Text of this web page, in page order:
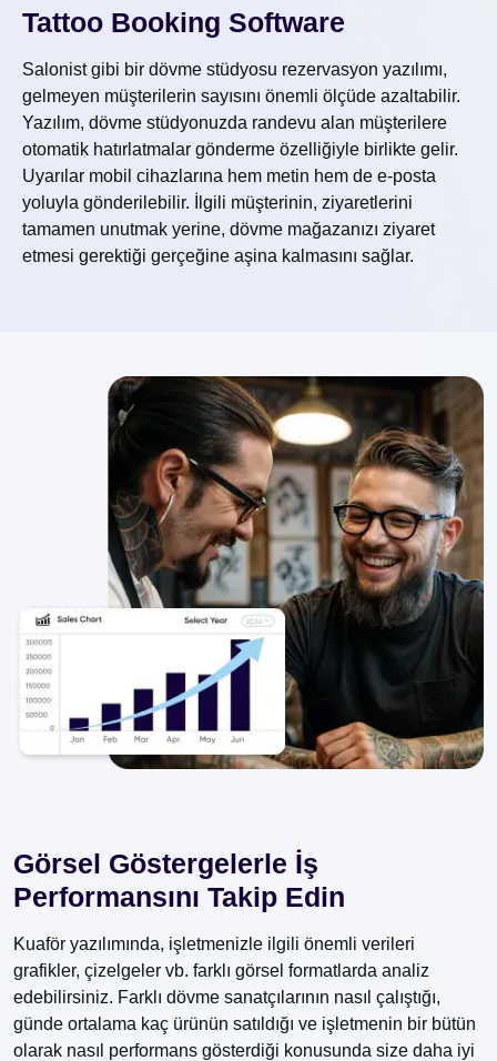
Tattoo Booking Software
Salonist gibi bir dövme stüdyosu rezervasyon yazılımı,
gelmeyen müşterilerin sayısını önemli ölçüde azaltabilir.
Yazılım, dövme stüdyonuzda randevu alan müşterilere
otomatik hatırlatmalar gönderme özelliğiyle birlikte gelir.
Uyarılar mobil cihazlarına hem metin hem de e-posta
yoluyla gönderilebilir. İlgili müşterinin, ziyaretlerini
tamamen unutmak yerine, dövme mağazanızı ziyaret
etmesi gerektiği gerçeğine aşina kalmasını sağlar.
Görsel Göstergelerle İş
Performansını Takip Edin
Kuaför yazılımında, işletmenizle ilgili önemli verileri
grafikler, çizelgeler vb. farklı görsel formatlarda analiz
edebilirsiniz. Farklı dövme sanatçılarının nasıl çalıştığı,
günde ortalama kaç ürünün satıldığı ve işletmenin bir bütün
olarak nasıl performans gösterdiği konusunda size daha iyi